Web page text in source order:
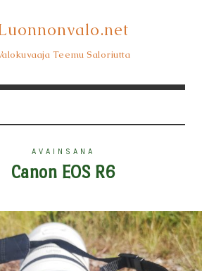
Teemu Saloriutta
AVAINSANA
Canon EOS R6